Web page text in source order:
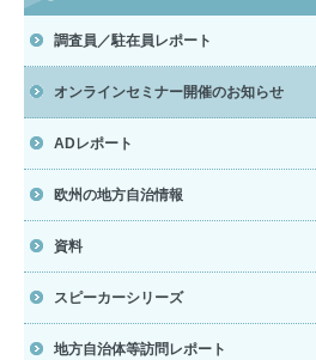
調査員／駐在員レポート
オンラインセミナー開催のお知らせ
ADレポート
欧州の地方自治情報
資料
スピーカーシリーズ
地方自治体等訪問レポート